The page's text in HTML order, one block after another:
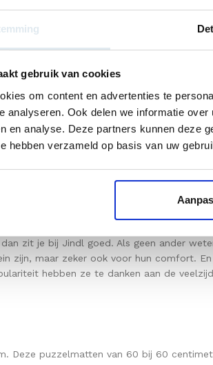
gebruik van cookies
om content en advertenties te
analyseren. Ook delen we informatie
en analyse. Deze partners kunnen deze
hebben verzameld op basis van uw
Kid’s Concept opvouwbaar
wit
zit je bij Jindl goed. Als geen ander
zijn, maar zeker ook voor hun comfort.
hebben ze te danken aan de
Deze puzzelmatten van 60 bij 60